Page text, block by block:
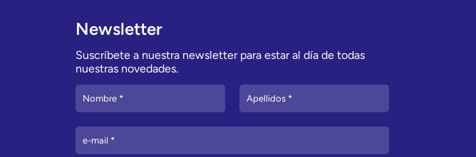
Newsletter
Suscríbete a nuestra newsletter para estar al día de todas
nuestras novedades.